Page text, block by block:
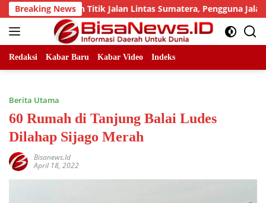
Skip
to
content
Breaking News
Sejumlah Titik Jalan Lintas Sumatera, Pengguna Jalan
Redaksi Kabar Baru Kabar Video Indeks
Berita Utama
60 Rumah di Tanjung Balai Ludes
Dilahap Sijago Merah
Bisanews.id
April 18, 2022